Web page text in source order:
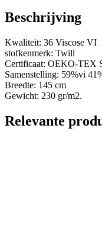
Beschrijving
Kwaliteit: 36 Viscose VI
stofkenmerk: Twill
Certificaat: OEKO-TEX
Samenstelling: 59%vi
Breedte: 145 cm
Gewicht: 230 gr/m2.
Relevante